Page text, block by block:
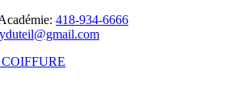
418-934-6666